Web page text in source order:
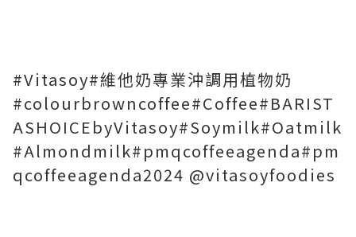
#Vitasoy#維他奶專業沖調用植物奶
#colourbrowncoffee#Coffee#BARIST
ASHOICEbyVitasoy#Soymilk#Oatmilk
#Almondmilk#pmqcoffeeagenda#pm
qcoffeeagenda2024 @vitasoyfoodies